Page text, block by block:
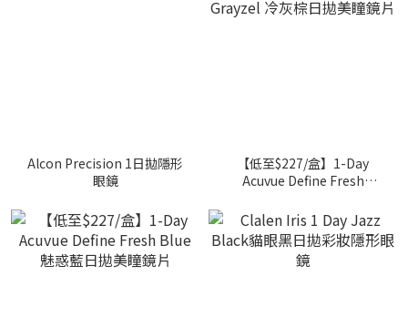
Alcon Precision 1日拋隱形
眼鏡
【低至$227/盒】1-Day
Acuvue Define Fresh
片